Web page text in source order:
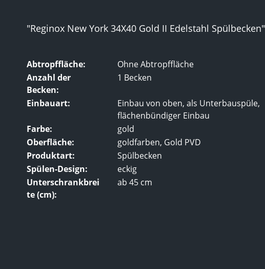
"Reginox New York 34X40 Gold II Edelstahl Spülbecken"
Abtropffläche:
Ohne Abtropffläche
Anzahl der
Becken:
1 Becken
Einbauart:
Einbau von oben, als Unterbauspüle,
flächenbündiger Einbau
Farbe:
gold
Oberfläche:
goldfarben, Gold PVD
Produktart:
Spülbecken
Spülen-Design:
eckig
Unterschrankbrei
te (cm):
ab 45 cm